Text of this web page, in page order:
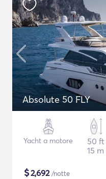
Absolute 50 FLY
Yacht a motore
50 ft
15 m
$2,692/notte